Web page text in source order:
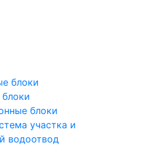
блоки
блоки
участка и
водоотвод